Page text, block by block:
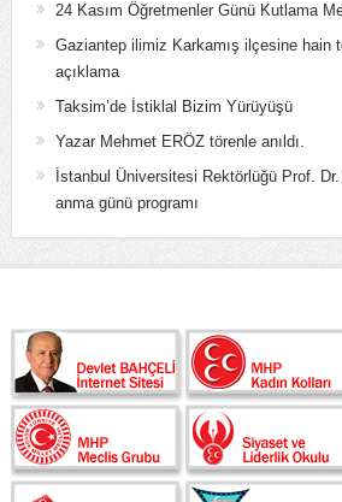
24 Kasım Öğretmenler Günü Kutlama
Gaziantep ilimiz Karkamış ilçesine hain
açıklama
Taksim’de İstiklal Bizim Yürüyüşü
Yazar Mehmet ERÖZ törenle anıldı.
İstanbul Üniversitesi Rektörlüğü Prof.
anma günü programı